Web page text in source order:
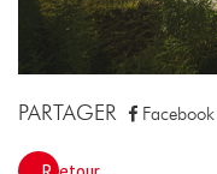
PARTAGER Facebook